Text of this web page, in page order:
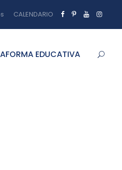
CALENDARIO
EDUCATIVA